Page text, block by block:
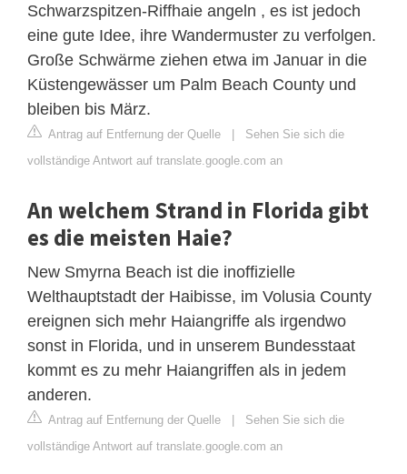
Schwarzspitzen-Riffhaie angeln , es ist jedoch
eine gute Idee, ihre Wandermuster zu verfolgen.
Große Schwärme ziehen etwa im Januar in die
Küstengewässer um Palm Beach County und
bleiben bis März.
Antrag auf Entfernung der Quelle | Sehen Sie sich die
vollständige Antwort auf translate.google.com an
An welchem ​​Strand in Florida gibt
es die meisten Haie?
New Smyrna Beach ist die inoffizielle
Welthauptstadt der Haibisse, im Volusia County
ereignen sich mehr Haiangriffe als irgendwo
sonst in Florida, und in unserem Bundesstaat
kommt es zu mehr Haiangriffen als in jedem
anderen.
Antrag auf Entfernung der Quelle | Sehen Sie sich die
vollständige Antwort auf translate.google.com an